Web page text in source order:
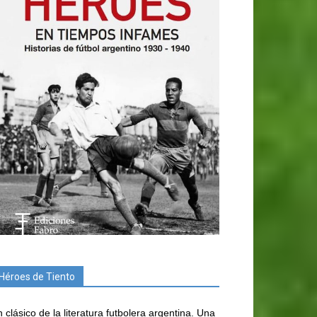
de Tiento
clásico de la literatura futbolera argentina. Una